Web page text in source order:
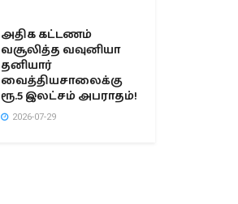
அதிக கட்டணம்
வசூலித்த வவுனியா
தனியார்
வைத்தியசாலைக்கு
ரூ.5 இலட்சம் அபராதம்!
2026-07-29